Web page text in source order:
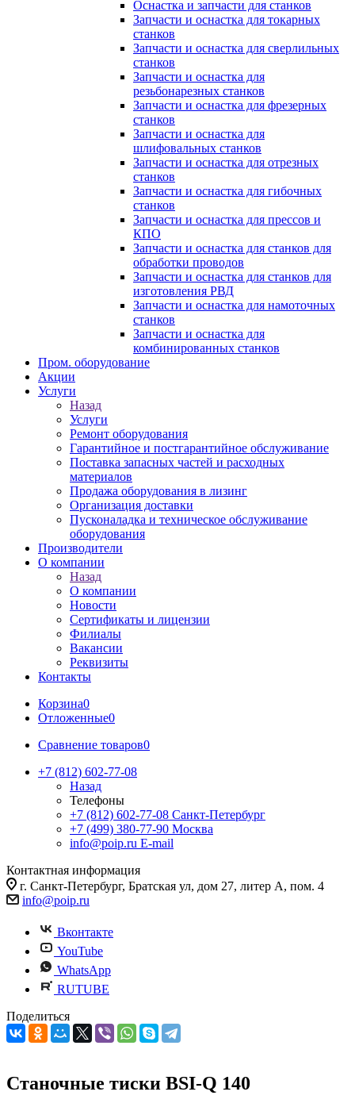
Оснастка и запчасти для станков
Запчасти и оснастка для токарных
станков
Запчасти и оснастка для сверлильных
станков
Запчасти и оснастка для
резьбонарезных станков
Запчасти и оснастка для фрезерных
станков
Запчасти и оснастка для
шлифовальных станков
Запчасти и оснастка для отрезных
станков
Запчасти и оснастка для гибочных
станков
Запчасти и оснастка для прессов и
КПО
Запчасти и оснастка для станков для
обработки проводов
Запчасти и оснастка для станков для
изготовления РВД
Запчасти и оснастка для намоточных
станков
Запчасти и оснастка для
комбинированных станков
Пром. оборудование
Акции
Услуги
Назад
Услуги
Ремонт оборудования
Гарантийное и постгарантийное обслуживание
Поставка запасных частей и расходных
материалов
Продажа оборудования в лизинг
Организация доставки
Пусконаладка и техническое обслуживание
оборудования
Производители
О компании
Назад
О компании
Новости
Сертификаты и лицензии
Филиалы
Вакансии
Реквизиты
Контакты
Корзина0
Отложенные0
Сравнение товаров0
+7 (812) 602-77-08
Назад
Телефоны
+7 (812) 602-77-08 Санкт-Петербург
+7 (499) 380-77-90 Москва
info@poip.ru E-mail
Контактная информация
г. Санкт-Петербург, Братская ул, дом 27, литер А, пом. 4
info@poip.ru
Вконтакте
YouTube
WhatsApp
RUTUBE
Поделиться
Станочные тиски BSI-Q 140